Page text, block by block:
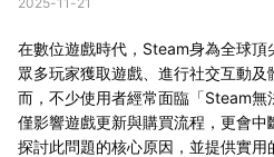
在數位遊戲時代，Steam身為全球頂
眾多玩家獲取遊戲、進行社交互動
而，不少使用者經常面臨「Steam無
僅影響遊戲更新與購買流程，更會中
探討此問題的核心原因，並提供實用